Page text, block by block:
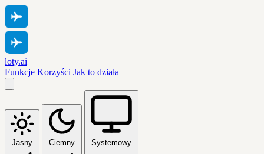
loty.ai
Funkcje Korzyści Jak to działa
Jasny Ciemny Systemowy